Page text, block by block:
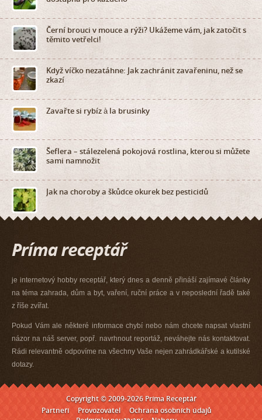
Černí brouci v mouce a rýži? Ukážeme vám, jak zatočit s
těmito vetřelci!
Když víčko nezatáhne: Jak zachránit zavařeninu, než se
zkazí
Zavařte si rybíz à la brusinky
Šeflera – stálezelená pokojová rostlina, kterou si můžete
sami namnožit
Jak na choroby a škůdce okurek bez pesticidů
je internetový hobby receptář, který dnes a denně přináší zajímavé články
na téma zahrada, dům a byt, vaření, ruční práce a v neposlední řadě také
z říše zvířat.
Pokud Vám ale některé informace chybí nebo nám chcete napsat vlastní
názor na náš server, popř. navrhnout reportáž, neváhejte nás kontaktovat.
Rádi relevantně odpovíme na všechny Vaše nejen zahrádkářské a kutilské
dotazy.
Copyright © 2009-2026 Príma Receptář
Partneři
Provozovatel
Ochrana osobních údajů